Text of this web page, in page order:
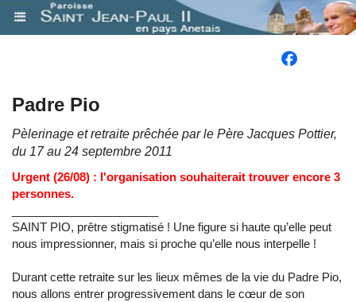
Padre Pio
Pèlerinage et retraite prêchée par le Père Jacques Pottier,
du 17 au 24 septembre 2011
Urgent (26/08) : l'organisation souhaiterait trouver encore 3
personnes.
SAINT PIO, prêtre stigmatisé ! Une figure si haute qu’elle peut
nous impressionner, mais si proche qu’elle nous interpelle !
Durant cette retraite sur les lieux mêmes de la vie du Padre Pio,
nous allons entrer progressivement dans le cœur de son